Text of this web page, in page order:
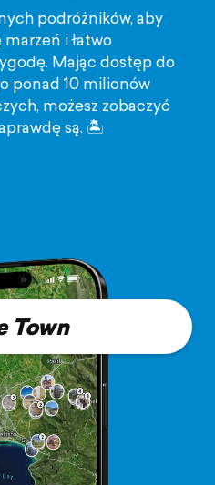
podróżników, aby
i łatwo
Mając dostęp do
ponad 10 milionów
możesz zobaczyć
są. 🏝️️
Town